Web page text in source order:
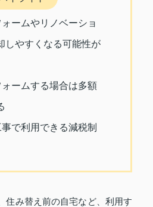
ームやリノベーショ
しやすくなる可能性が
ームする場合は多額
で利用できる減税制
住み替え前の自宅など、利用す